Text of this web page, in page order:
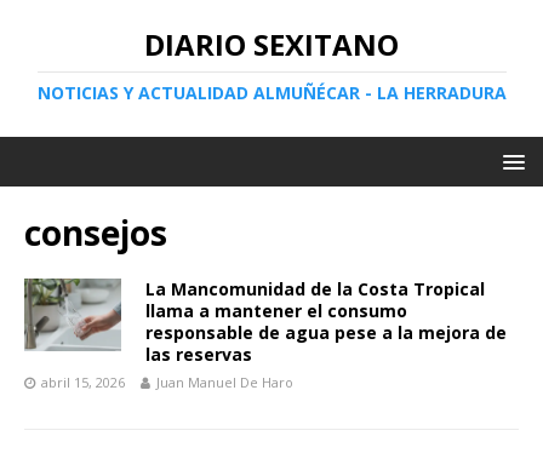
DIARIO SEXITANO
NOTICIAS Y ACTUALIDAD ALMUÑÉCAR - LA HERRADURA
consejos
La Mancomunidad de la Costa Tropical
llama a mantener el consumo
responsable de agua pese a la mejora de
las reservas
abril 15, 2026 Juan Manuel De Haro